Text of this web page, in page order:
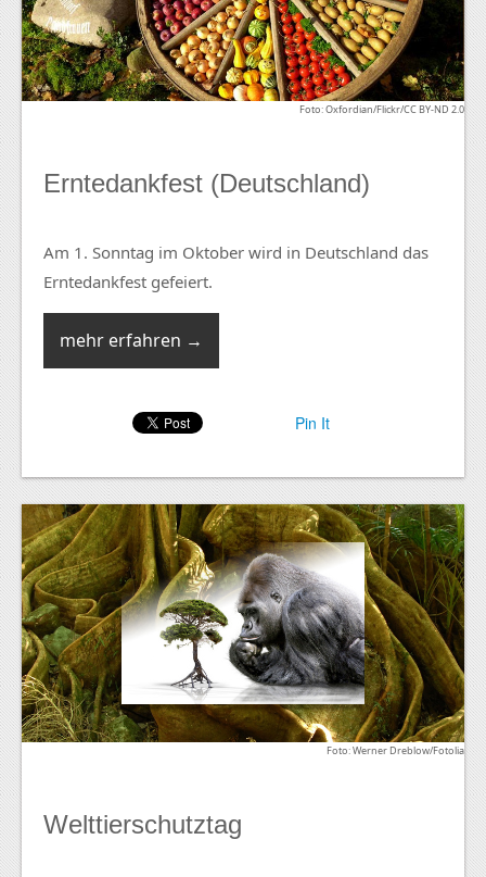
Foto: Oxfordian/Flickr/CC BY-ND 2.0
Erntedankfest (Deutschland)
Am 1. Sonntag im Oktober wird in Deutschland das
Erntedankfest gefeiert.
mehr erfahren →
Pin It
Foto: Werner Dreblow/Fotolia
Welttierschutztag